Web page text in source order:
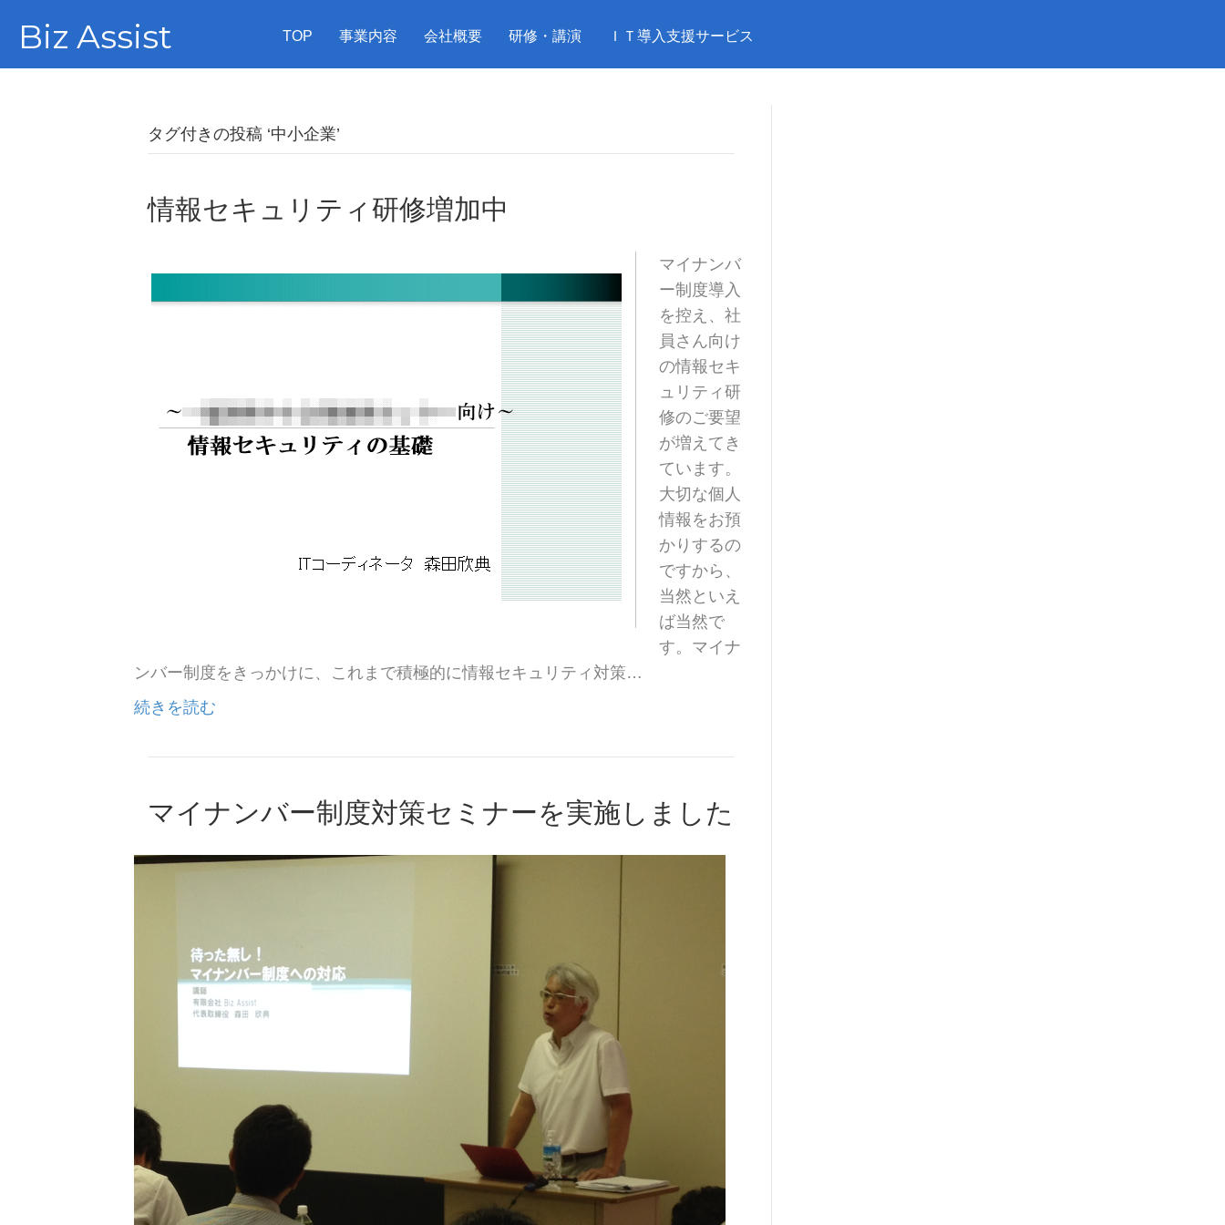
Biz Assist TOP 事業内容 会社概要 研修・講演 ＩＴ導入支援サービス
タグ付きの投稿 ‘中小企業’
情報セキュリティ研修増加中
マイナンバ
ー制度導入
を控え、社
員さん向け
の情報セキ
ュリティ研
修のご要望
が増えてき
ています。
大切な個人
情報をお預
かりするの
ですから、
当然といえ
ば当然で
す。マイナ
ンバー制度をきっかけに、これまで積極的に情報セキュリティ対策…
続きを読む
マイナンバー制度対策セミナーを実施しました